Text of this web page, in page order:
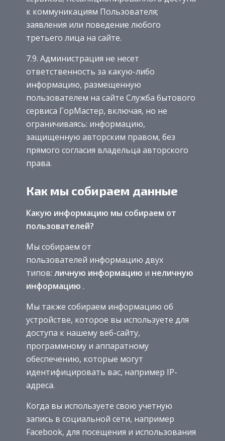
к коммуникациям Пользователя;
заявления или поведение любого
третьего лица на сайте.
7.9. Администрация не несет
ответственность за какую-либо
информацию, размещенную
пользователем на сайте Служба бытового
сервиса ГорМастер, включая, но не
ограничиваясь: информацию,
защищенную авторским правом, без
прямого согласия владельца авторского
права.
Как мы собираем данные
Какую информацию мы собираем от
пользователей?
Мы собираем от
пользователей информацию двух
типов: личную информацию и неличную
информацию .
Мы также собираем информацию об
устройстве, которое вы используете для
доступа к нашему веб-сайту,
программному и аппаратному
обеспечению, которые могут
идентифицировать вас, например IP-
адреса.
Когда вы используете свою учетную
запись в социальной сети, например
Facebook, для посещения и использования